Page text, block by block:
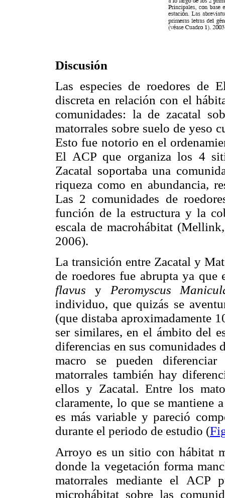
Discusión
Las especies de roedores de
discreta en relación con el
comunidades: la de zacatal
matorrales sobre suelo de yeso
Esto fue notorio en el
El ACP que organiza los 4
Zacatal soportaba una
riqueza como en abundancia,
Las 2 comunidades de
función de la estructura y la
escala de macrohábitat
2006).
La transición entre Zacatal y
de roedores fue abrupta ya
flavus y Peromyscus
individuo, que quizás se
(que distaba aproximadamente
ser similares, en el ámbito del
diferencias en sus comunidades
macro se pueden
matorrales también hay
ellos y Zacatal. Entre los
claramente, lo que se mantiene
es más variable y pareció
durante el periodo de estudio (
Arroyo es un sitio con hábitat
donde la vegetación forma
matorrales mediante el ACP
microhábitat sobre las